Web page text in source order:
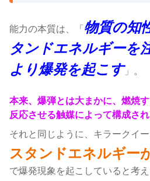
能力の本質は、「物質の知
タンドエネルギーを
より爆発を起こす」。
本来、爆弾とは大まかに、燃焼
反応させる触媒によって構成され
それと同じように、キラークイ
スタンドエネルギー
で爆発現象を起こしていると考え